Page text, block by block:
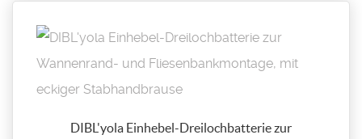
DIBL'yola Einhebel-Dreilochbatterie zur